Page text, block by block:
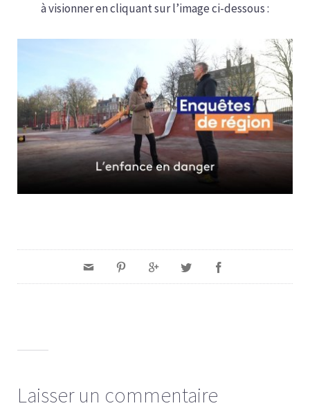
à visionner en cliquant sur l’image ci-dessous :
Laisser un commentaire